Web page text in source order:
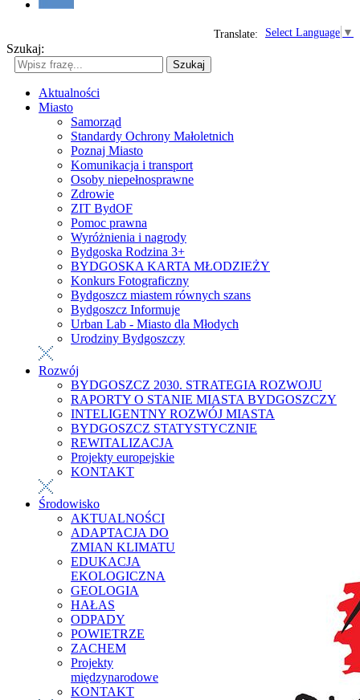
Select Language ▼
Translate:
Szukaj:
Szukaj
Aktualności
Miasto
Samorząd
Standardy Ochrony Małoletnich
Poznaj Miasto
Komunikacja i transport
Osoby niepełnosprawne
Zdrowie
ZIT BydOF
Pomoc prawna
Wyróżnienia i nagrody
Bydgoska Rodzina 3+
BYDGOSKA KARTA MŁODZIEŻY
Konkurs Fotograficzny
Bydgoszcz miastem równych szans
Bydgoszcz Informuje
Urban Lab - Miasto dla Młodych
Urodziny Bydgoszczy
Rozwój
BYDGOSZCZ 2030. STRATEGIA ROZWOJU
RAPORTY O STANIE MIASTA BYDGOSZCZY
INTELIGENTNY ROZWÓJ MIASTA
BYDGOSZCZ STATYSTYCZNIE
REWITALIZACJA
Projekty europejskie
KONTAKT
Środowisko
AKTUALNOŚCI
ADAPTACJA DO
ZMIAN KLIMATU
EDUKACJA
EKOLOGICZNA
GEOLOGIA
HAŁAS
ODPADY
POWIETRZE
ZACHEM
Projekty
międzynarodowe
KONTAKT